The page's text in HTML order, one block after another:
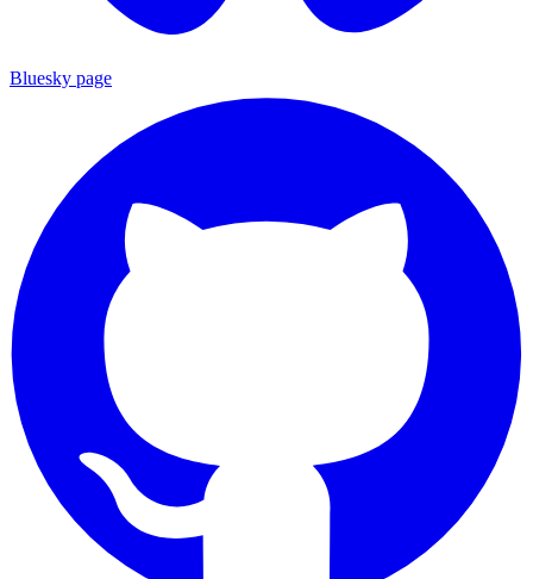
Bluesky page